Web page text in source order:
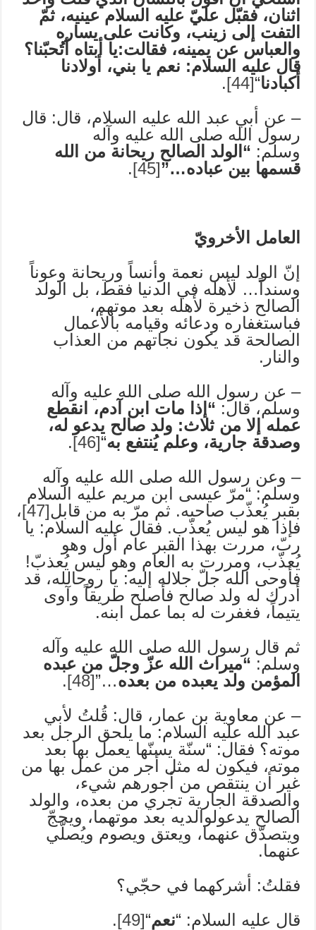
اثنان، فقبّل عليّ عليه السلام عينيه، ثمّ
التفت إلى زينب، وكانت على يساره
والعباس عن يمينه، فقالت:يا أبتاه أتُحبّنا؟
قال عليه السلام: نعم يا بني، أولادنا
أكبادنا“
[44]
.
– عن أبي عبد الله عليه السلام، قال: قال
رسول الله صلى الله عليه وآله
وسلم: “الولد الصالح ريحانة من الله
قسمها بين عباده…”[45]
.
العامل الأخرويّ
إنّ الولد ليس نعمة وأنساً وريحانة وعوناً
وسنداً… لأهله في الدنيا فقط، بل الولد
الصالح ذخيرة لأهله بعد موتهم،
فباستغفاره ودعائه وقيامه بالأعمال
الصالحة قد يكون نجاتهم من العذاب
والنار.
– عن رسول الله صلى الله عليه وآله
وسلم، قال: “إذا مات ابن آدم، انقطع
عمله إلا من ثلاث: ولد صالح يدعو له،
وصدقة جارية، وعلم يُنتفع به“
[46]
.
– وعن رسول الله صلى الله عليه وآله
وسلم: “مرّ عيسى ابن مريم عليه السلام
بقبر يُعذّب صاحبه. ثم مرّ به من قابل[47]
،
فإذا هو ليس يُعذّب. فقال عليه السلام: يا
ربّ، مررت بهذا القبر عام أول وهو
يُعذّب، ومررت به العام وهو ليس يُعذبّ!
فأوحى الله جلّ جلاله إليه: يا روحالله، قد
أدرك له ولد صالح فأصلح طريقاً وآوى
يتيماً، فغفرت له بما عمل ابنه.
ثم قال رسول الله صلى الله عليه وآله
وسلم: “ميراث الله عزّ وجلّ من عبده
المؤمن ولد يعبده من بعده…”
[48]
.
– عن معاوية بن عمار، قال: قُلتُ لأبي
عبد الله عليه السلام: ما يلحق الرجل بعد
موته؟ فقال: “سنّة يسنّها يعمل بها بعد
موته، فيكون له مثل أجر من عمل بها من
غير أن ينتقص من أجورهم شيء،
والصدقة الجارية تجري من بعده، والولد
الصالح يدعولوالديه بعد موتهما، ويحجّ
ويتصدّق عنهما، ويعتق ويصوم ويُصلّي
عنهما.
فقلتُ: أشركهما في حجّي؟
قال عليه السلام: “نعم“
[49]
.